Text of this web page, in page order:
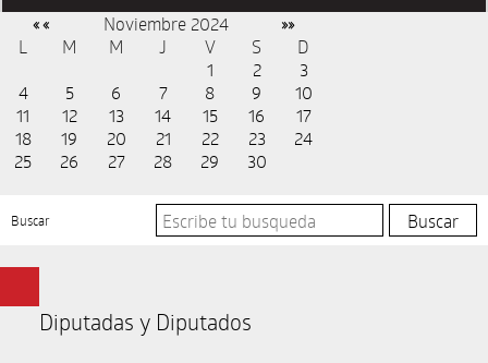
« « Noviembre 2024 »»
L M M J V S
D
1
2
3
4
5 6 7 8 9
10
11
12 13 14 15 16
17
18
19 20 21 22 23
24
25
26 27 28 29 30
Buscar
Diputadas y Diputados